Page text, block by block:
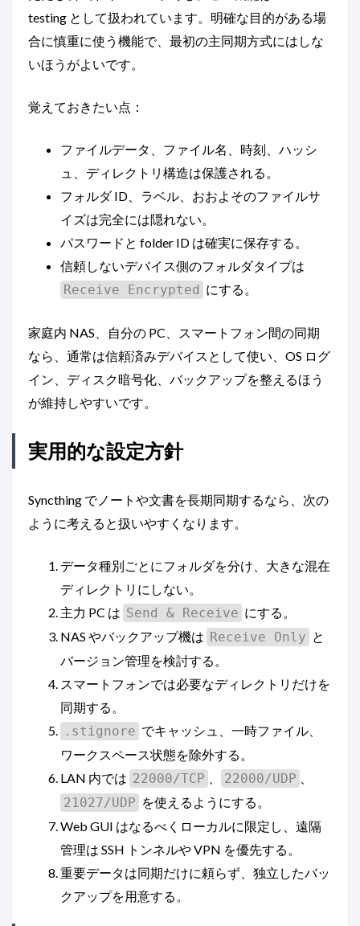
testing として扱われています。明確な目的がある場
合に慎重に使う機能で、最初の主同期方式にはしな
いほうがよいです。
覚えておきたい点：
ファイルデータ、ファイル名、時刻、ハッシ
ュ、ディレクトリ構造は保護される。
フォルダ ID、ラベル、おおよそのファイルサ
イズは完全には隠れない。
パスワードと folder ID は確実に保存する。
信頼しないデバイス側のフォルダタイプは
Receive Encrypted にする。
家庭内 NAS、自分の PC、スマートフォン間の同期
なら、通常は信頼済みデバイスとして使い、OS ログ
イン、ディスク暗号化、バックアップを整えるほう
が維持しやすいです。
実用的な設定方針
Syncthing でノートや文書を長期同期するなら、次の
ように考えると扱いやすくなります。
データ種別ごとにフォルダを分け、大きな混在
ディレクトリにしない。
主力 PC は Send & Receive にする。
NAS やバックアップ機は Receive Only と
バージョン管理を検討する。
スマートフォンでは必要なディレクトリだけを
同期する。
.stignore でキャッシュ、一時ファイル、
ワークスペース状態を除外する。
LAN 内では 22000/TCP 22000/UDP
21027/UDP を使えるようにする。
Web GUI はなるべくローカルに限定し、遠隔
管理は SSH トンネルや VPN を優先する。
重要データは同期だけに頼らず、独立したバッ
クアップを用意する。